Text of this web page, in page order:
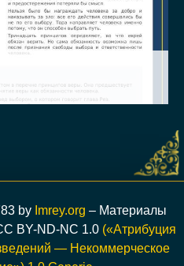
by Imrey.org – Материалы
BY-ND-NC 1.0(«Атрибуция
— Некоммерческое